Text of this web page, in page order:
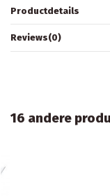
Productdetails
Reviews(0)
16 andere